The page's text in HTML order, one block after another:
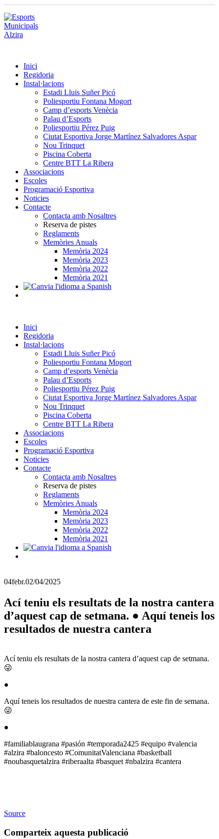
Inici
Regidoria
Instal·lacions
Estadi Lluis Suñer Picó
Poliesportiu Fontana Mogort
Camp d’esports Venècia
Palau d’Esports
Poliesportiu Pérez Puig
Ciutat Esportiva Jorge Martínez Salvadores Aspar
Nou Trinquet
Piscina Coberta
Centre BTT La Ribera
Associacions
Escoles
Programació Esportiva
Noticies
Contacte
Contacta amb Nosaltres
Reserva de pistes
Reglaments
Memòries Anuals
Memòria 2024
Memòria 2023
Memòria 2022
Memòria 2021
Inici
Regidoria
Instal·lacions
Estadi Lluis Suñer Picó
Poliesportiu Fontana Mogort
Camp d’esports Venècia
Palau d’Esports
Poliesportiu Pérez Puig
Ciutat Esportiva Jorge Martínez Salvadores Aspar
Nou Trinquet
Piscina Coberta
Centre BTT La Ribera
Associacions
Escoles
Programació Esportiva
Noticies
Contacte
Contacta amb Nosaltres
Reserva de pistes
Reglaments
Memòries Anuals
Memòria 2024
Memòria 2023
Memòria 2022
Memòria 2021
04febr.02/04/2025
Ací teniu els resultats de la nostra cantera
d’aquest cap de setmana. ● Aquí teneis los
resultados de nuestra cantera
Ací teniu els resultats de la nostra cantera d’aquest cap de setmana.
😜
●
Aquí teneis los resultados de nuestra cantera de este fin de semana.
😜
●
#familiablaugrana #pasión #temporada2425 #equipo #valencia
#alzira #baloncesto #ComunitatValenciana #basketball
#noubasquetalzira #riberaalta #basquet #nbalzira #cantera
Source
Comparteix aquesta publicació